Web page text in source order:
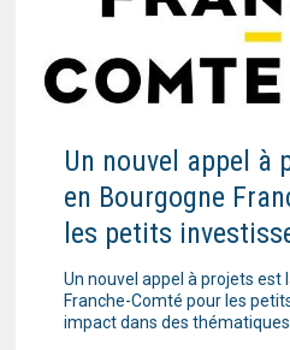
Un nouvel appel à
en Bourgogne
les petits
Un nouvel appel à projets est
Franche-Comté pour les
impact dans des